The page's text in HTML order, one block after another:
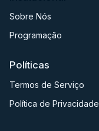
Sobre Nós
Programação
Políticas
Termos de Serviço
Política de Privacidade